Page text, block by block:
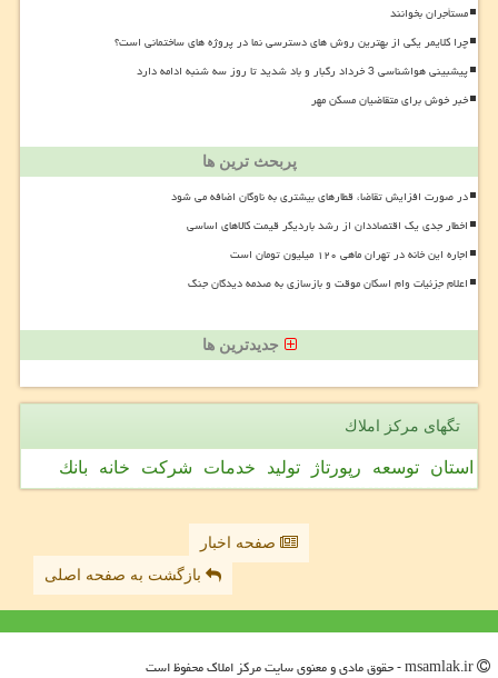
مستأجران بخوانند
چرا کلایمر یکی از بهترین روش های دسترسی نما در پروژه های ساختمانی است؟
پیشبینی هواشناسی 3 خرداد رگبار و باد شدید تا روز سه شنبه ادامه دارد
خبر خوش برای متقاضیان مسکن مهر
پربحث ترین ها
در صورت افزایش تقاضا، قطارهای بیشتری به ناوگان اضافه می شود
اخطار جدی یک اقتصاددان از رشد باردیگر قیمت کالاهای اساسی
اجاره این خانه در تهران ماهی ۱۲۰ میلیون تومان است
اعلام جزئیات وام اسکان موقت و بازسازی به صدمه دیدگان جنگ
جدیدترین ها
تگهای مركز املاك
استان توسعه رپورتاژ تولید خدمات شركت خانه بانك
صفحه اخبار
بازگشت به صفحه اصلی